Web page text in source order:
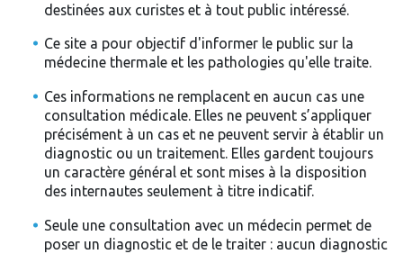
destinées aux curistes et à tout public intéressé.
Ce site a pour objectif d'informer le public sur la
médecine thermale et les pathologies qu'elle traite.
Ces informations ne remplacent en aucun cas une
consultation médicale. Elles ne peuvent s’appliquer
précisément à un cas et ne peuvent servir à établir un
diagnostic ou un traitement. Elles gardent toujours
un caractère général et sont mises à la disposition
des internautes seulement à titre indicatif.
Seule une consultation avec un médecin permet de
poser un diagnostic et de le traiter : aucun diagnostic